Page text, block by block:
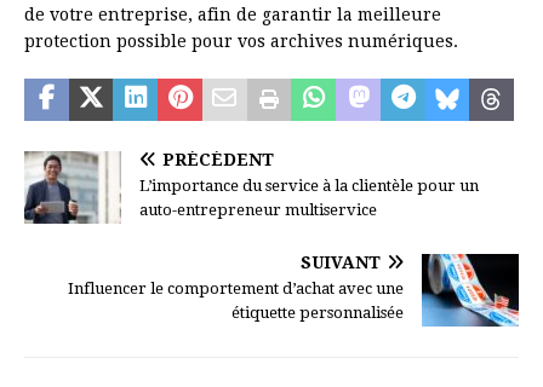
de votre entreprise, afin de garantir la meilleure
protection possible pour vos archives numériques.
PRÉCÉDENT
L’importance du service à la clientèle pour un
auto-entrepreneur multiservice
SUIVANT
Influencer le comportement d’achat avec une
étiquette personnalisée